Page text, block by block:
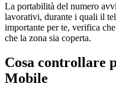
La portabilità del numero
lavorativi, durante i quali il
importante per te, verifica
che la zona sia coperta.
Cosa controllare
Mobile